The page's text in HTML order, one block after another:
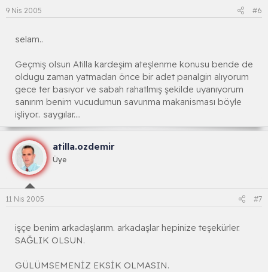
9 Nis 2005 #6
selam..
Geçmiş olsun Atilla kardeşim ateşlenme konusu bende de
oldugu zaman yatmadan önce bir adet panalgin alıyorum
gece ter basıyor ve sabah rahatlmış şekilde uyanıyorum
sanırım benim vucudumun savunma makanisması böyle
işliyor.. saygılar....
atilla.ozdemir
Üye
11 Nis 2005 #7
işçe benim arkadaşlarım. arkadaşlar hepinize teşekürler.
SAĞLIK OLSUN.
GÜLÜMSEMENİZ EKSİK OLMASIN.